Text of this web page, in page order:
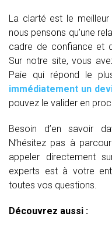
La clarté est le
nous pensons qu’une
cadre de confiance et
Sur notre site, vous
Paie qui répond le
immédiatement un
pouvez le valider en
Besoin d’en savoir
N’hésitez pas à
appeler directement
experts est à votre
toutes vos questions.
Découvrez aussi :